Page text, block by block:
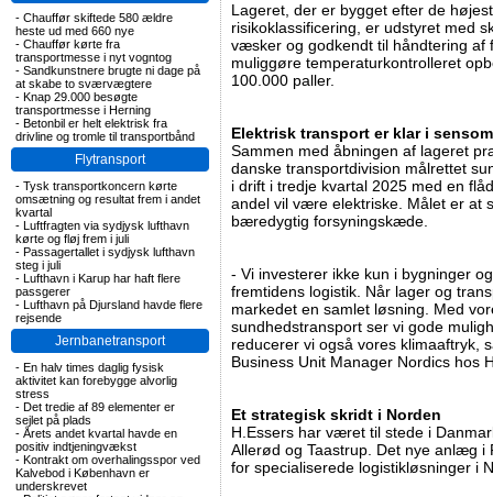
- Chauffør skiftede 580 ældre
heste ud med 660 nye
- Chauffør kørte fra
transportmesse i nyt vogntog
- Sandkunstnere brugte ni dage på
at skabe to sværvægtere
- Knap 29.000 besøgte
transportmesse i Herning
- Betonbil er helt elektrisk fra
drivline og tromle til transportbånd
Flytransport
- Tysk transportkoncern kørte
omsætning og resultat frem i andet
kvartal
- Luftfragten via sydjysk lufthavn
kørte og fløj frem i juli
- Passagertallet i sydjysk lufthavn
steg i juli
- Lufthavn i Karup har haft flere
passgerer
- Lufthavn på Djursland havde flere
rejsende
Jernbanetransport
- En halv times daglig fysisk
aktivitet kan forebygge alvorlig
stress
- Det tredie af 89 elementer er
sejlet på plads
- Årets andet kvartal havde en
positiv indtjeningvækst
- Kontrakt om overhalingsspor ved
Kalvebod i København er
underskrevet
Lageret, der er bygget efter de
risikoklassificering, er udstyret med
væsker og godkendt til håndtering af
muliggøre temperaturkontrolleret
100.000 paller.
Elektrisk transport er klar i
Sammen med åbningen af lageret
danske transportdivision målrettet
i drift i tredje kvartal 2025 med en
andel vil være elektriske. Målet er at
bæredygtig forsyningskæde.
- Vi investerer ikke kun i bygninger
fremtidens logistik. Når lager og
markedet en samlet løsning. Med
sundhedstransport ser vi gode
reducerer vi også vores klimaaftryk,
Business Unit Manager Nordics hos
Et strategisk skridt i Norden
H.Essers har været til stede i
Allerød og Taastrup. Det nye anlæg i
for specialiserede logistikløsninger i